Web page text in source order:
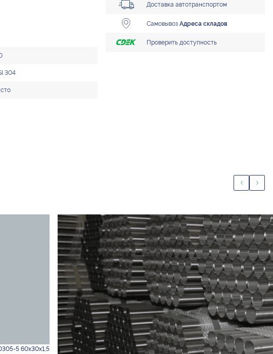
304
Доставка автотранспортом
СамовывозАдреса складов
Проверить доступность
5 60х30х1,5